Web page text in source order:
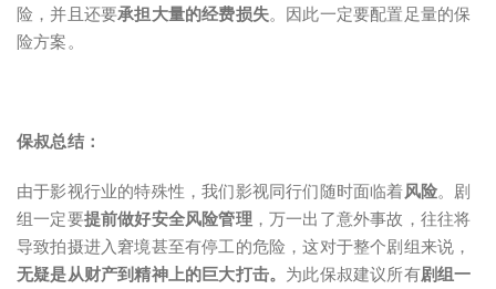
险，并且还要承担大量的经费损失。因此一定要配置足量的保
险方案。
保叔总结：
由于影视行业的特殊性，我们影视同行们随时面临着风险。剧
组一定要提前做好安全风险管理 ，万一出了意外事故，往往将
导致拍摄进入窘境甚至有停工的危险，这对于整个剧组来说，
无疑是从财产到精神上的巨大打击。 为此保叔建议所有剧组一